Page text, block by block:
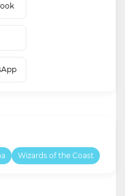
Wizards of the Coast